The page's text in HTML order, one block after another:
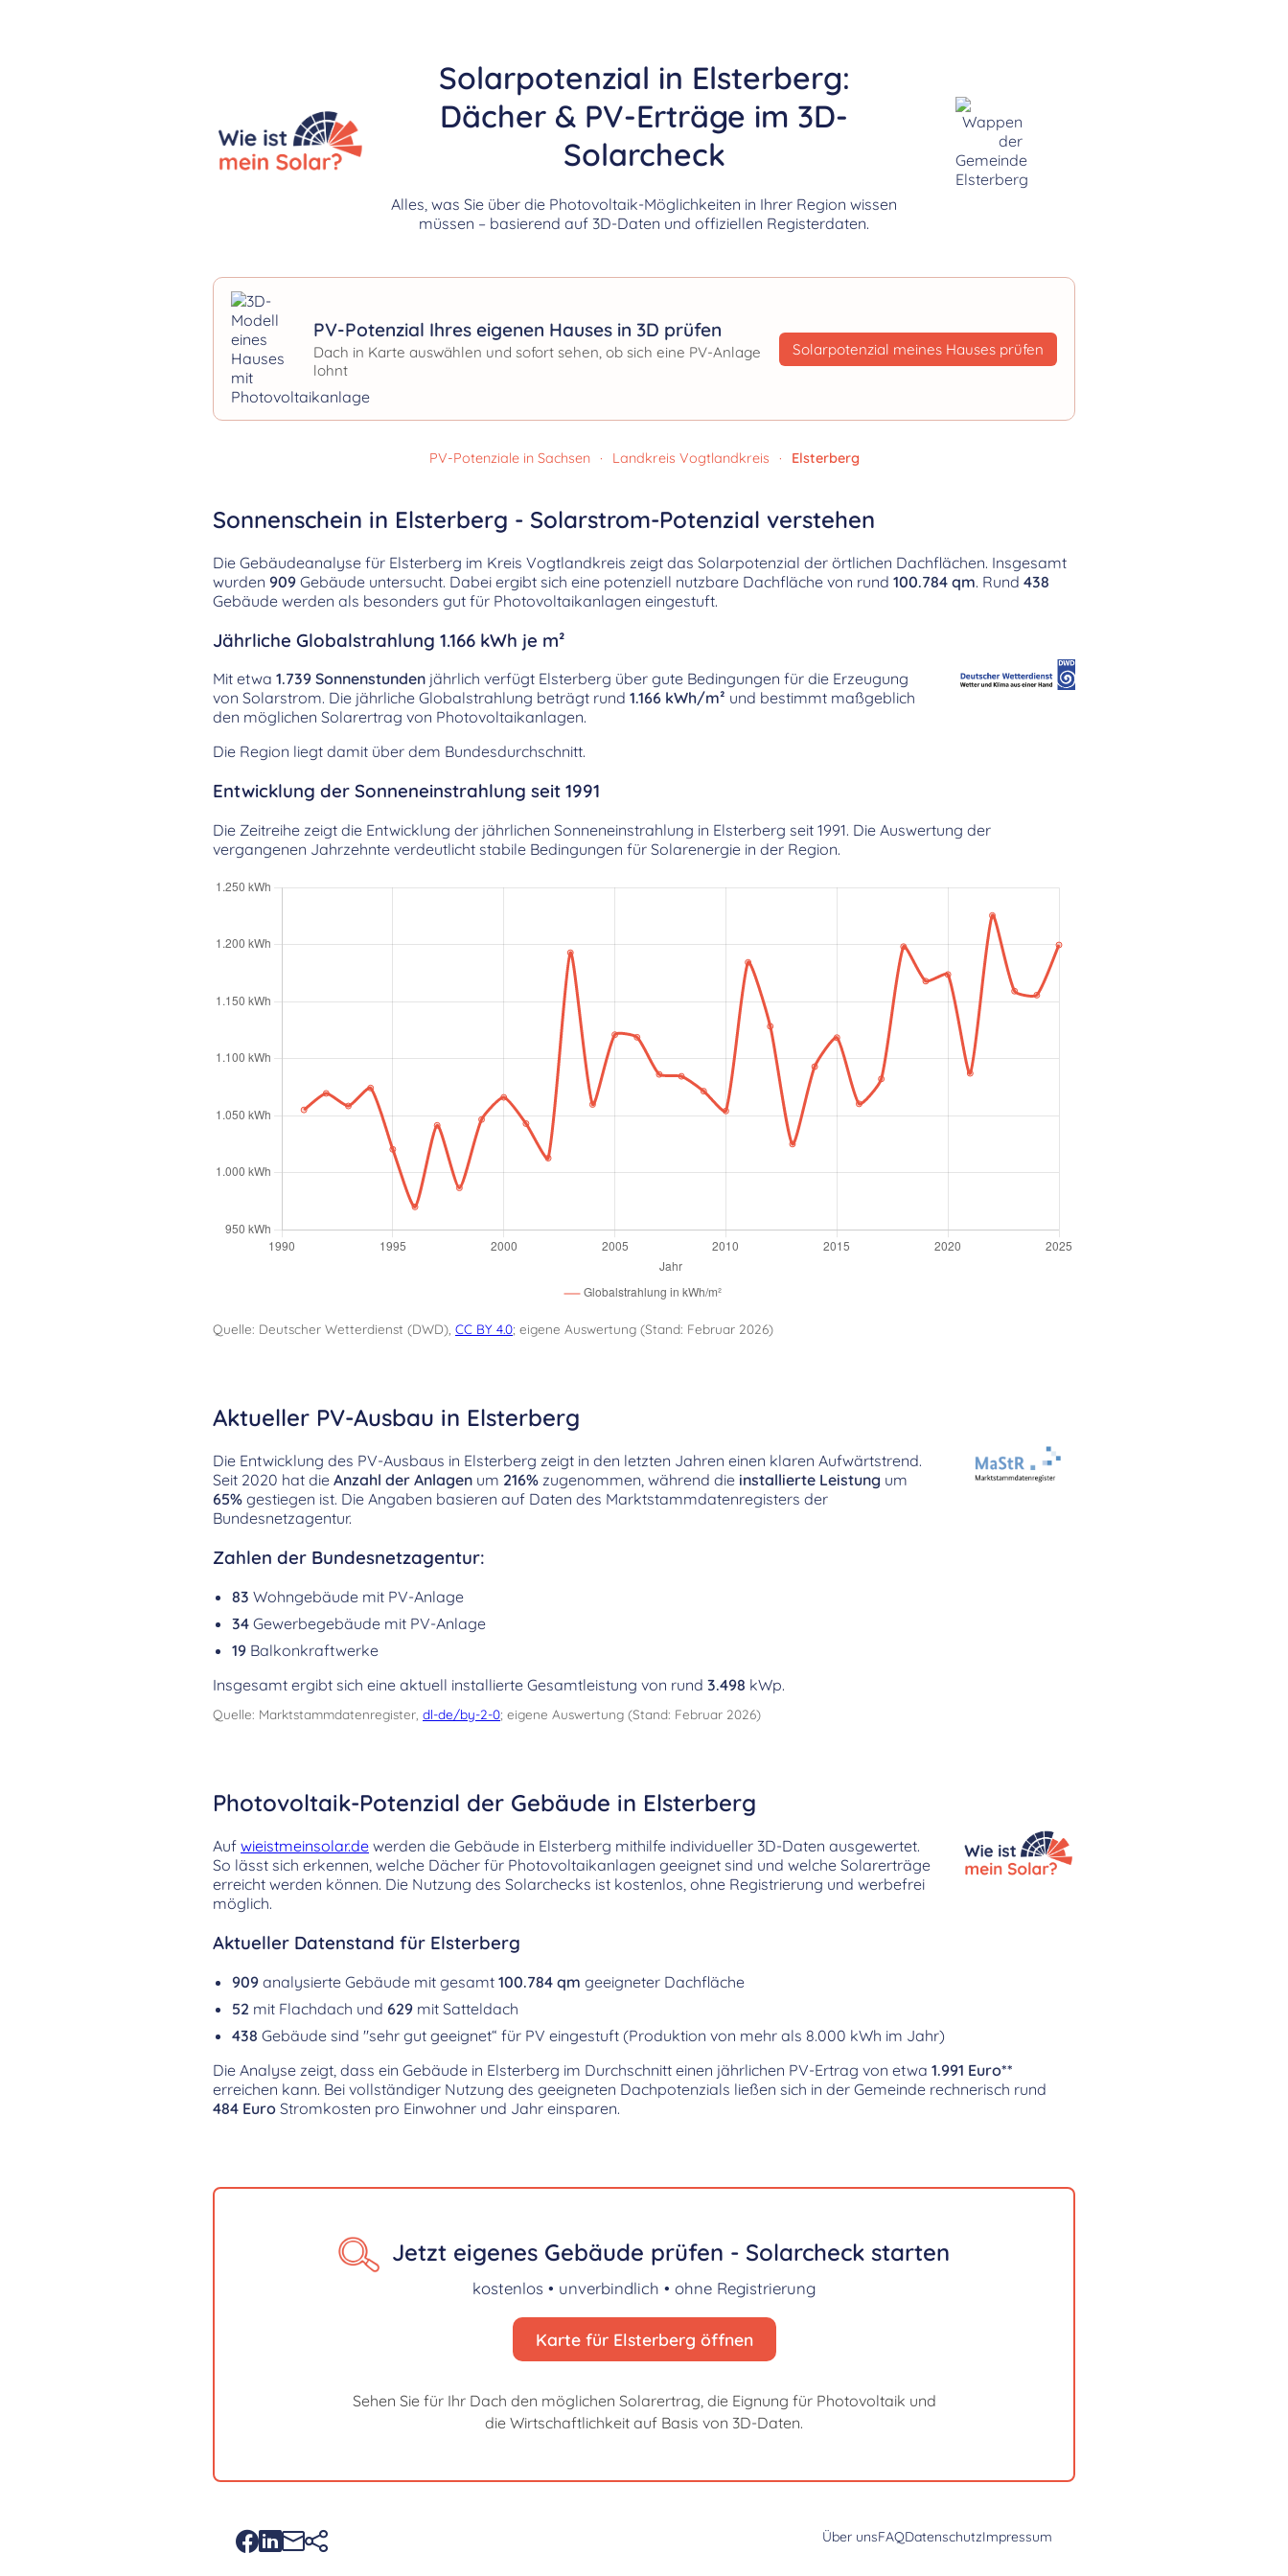
Solarpotenzial in Elsterberg:
Dächer & PV-Erträge im 3D-
Solarcheck
Alles, was Sie über die Photovoltaik-Möglichkeiten in Ihrer Region wissen
müssen – basierend auf 3D-Daten und offiziellen Registerdaten.
PV-Potenzial Ihres eigenen Hauses in 3D prüfen
Dach in Karte auswählen und sofort sehen, ob sich eine PV-Anlage
lohnt
Solarpotenzial meines Hauses prüfen
PV-Potenziale in Sachsen · Landkreis Vogtlandkreis · Elsterberg
Sonnenschein in Elsterberg - Solarstrom-Potenzial verstehen
Die Gebäudeanalyse für Elsterberg im Kreis Vogtlandkreis zeigt das Solarpotenzial der örtlichen Dachflächen. Insgesamt
wurden 909 Gebäude untersucht. Dabei ergibt sich eine potenziell nutzbare Dachfläche von rund 100.784 qm. Rund 438
Gebäude werden als besonders gut für Photovoltaikanlagen eingestuft.
Jährliche Globalstrahlung 1.166 kWh je m²
Mit etwa 1.739 Sonnenstunden jährlich verfügt Elsterberg über gute Bedingungen für die Erzeugung
von Solarstrom. Die jährliche Globalstrahlung beträgt rund 1.166 kWh/m² und bestimmt maßgeblich
den möglichen Solarertrag von Photovoltaikanlagen.
Die Region liegt damit über dem Bundesdurchschnitt.
Entwicklung der Sonneneinstrahlung seit 1991
Die Zeitreihe zeigt die Entwicklung der jährlichen Sonneneinstrahlung in Elsterberg seit 1991. Die Auswertung der
vergangenen Jahrzehnte verdeutlicht stabile Bedingungen für Solarenergie in der Region.
Quelle: Deutscher Wetterdienst (DWD), CC BY 4.0; eigene Auswertung (Stand: Februar 2026)
Aktueller PV-Ausbau in Elsterberg
Die Entwicklung des PV-Ausbaus in Elsterberg zeigt in den letzten Jahren einen klaren Aufwärtstrend.
Seit 2020 hat die Anzahl der Anlagen um 216% zugenommen, während die installierte Leistung um
65% gestiegen ist. Die Angaben basieren auf Daten des Marktstammdatenregisters der
Bundesnetzagentur.
Zahlen der Bundesnetzagentur:
83 Wohngebäude mit PV-Anlage
34 Gewerbegebäude mit PV-Anlage
19 Balkonkraftwerke
Insgesamt ergibt sich eine aktuell installierte Gesamtleistung von rund 3.498 kWp.
Quelle: Marktstammdatenregister, dl-de/by-2-0; eigene Auswertung (Stand: Februar 2026)
Photovoltaik-Potenzial der Gebäude in Elsterberg
Auf wieistmeinsolar.de werden die Gebäude in Elsterberg mithilfe individueller 3D-Daten ausgewertet.
So lässt sich erkennen, welche Dächer für Photovoltaikanlagen geeignet sind und welche Solarerträge
erreicht werden können. Die Nutzung des Solarchecks ist kostenlos, ohne Registrierung und werbefrei
möglich.
Aktueller Datenstand für Elsterberg
909 analysierte Gebäude mit gesamt 100.784 qm geeigneter Dachfläche
52 mit Flachdach und 629 mit Satteldach
438 Gebäude sind "sehr gut geeignet“ für PV eingestuft (Produktion von mehr als 8.000 kWh im Jahr)
Die Analyse zeigt, dass ein Gebäude in Elsterberg im Durchschnitt einen jährlichen PV-Ertrag von etwa 1.991 Euro**
erreichen kann. Bei vollständiger Nutzung des geeigneten Dachpotenzials ließen sich in der Gemeinde rechnerisch rund
484 Euro Stromkosten pro Einwohner und Jahr einsparen.
Jetzt eigenes Gebäude prüfen - Solarcheck starten
kostenlos • unverbindlich • ohne Registrierung
Karte für Elsterberg öffnen
Sehen Sie für Ihr Dach den möglichen Solarertrag, die Eignung für Photovoltaik und
die Wirtschaftlichkeit auf Basis von 3D-Daten.
Über unsFAQDatenschutzImpressum